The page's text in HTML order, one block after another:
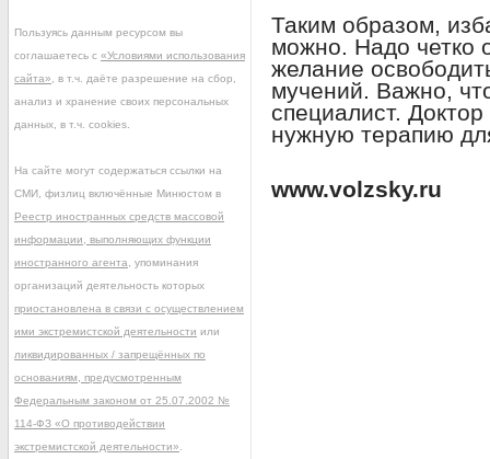
Таким образом,
можно. Надо четко
желание
мучений. Важно,
специалист.
нужную терапию
www.volzsky.ru
Пользуясь данным ресурсом вы
соглашаетесь с «Условиями использования
сайта» , в т.ч. даёте разрешение на сбор,
анализ и хранение своих персональных
данных, в т.ч. cookies.
На сайте могут содержаться ссылки на
СМИ, физлиц включённые Минюстом в
Реестр иностранных средств массовой
информации, выполняющих функции
иностранного агента , упоминания
организаций деятельность которых
приостановлена в связи с осуществлением
ими экстремистской деятельности или
ликвидированных / запрещённых по
основаниям, предусмотренным
Федеральным законом от 25.07.2002 №
114-ФЗ «О противодействии
экстремистской деятельности»